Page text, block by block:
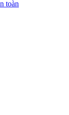
toàn